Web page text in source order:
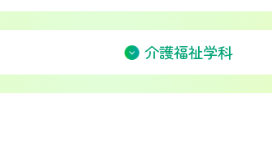
進学相談会 介護福祉学科